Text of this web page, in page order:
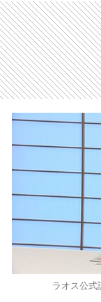
ラオス公式